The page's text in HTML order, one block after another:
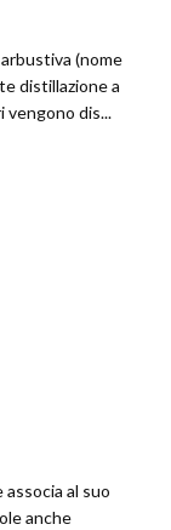
(nome
distillazione a
vengono dis...
al suo
anche